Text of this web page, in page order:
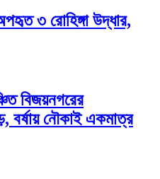
৩ রোহিঙ্গা উদ্ধার,
বিজয়নগরের
বর্ষায় নৌকাই একমাত্র